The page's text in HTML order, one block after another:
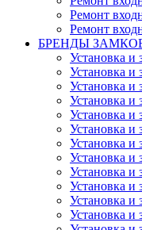
Ремонт
Ремонт
БРЕНДЫ
Установка и
Установка и
Установка и
Установка и
Установка и
Установка и
Установка и
Установка и
Установка и
Установка и
Установка и
Установка и